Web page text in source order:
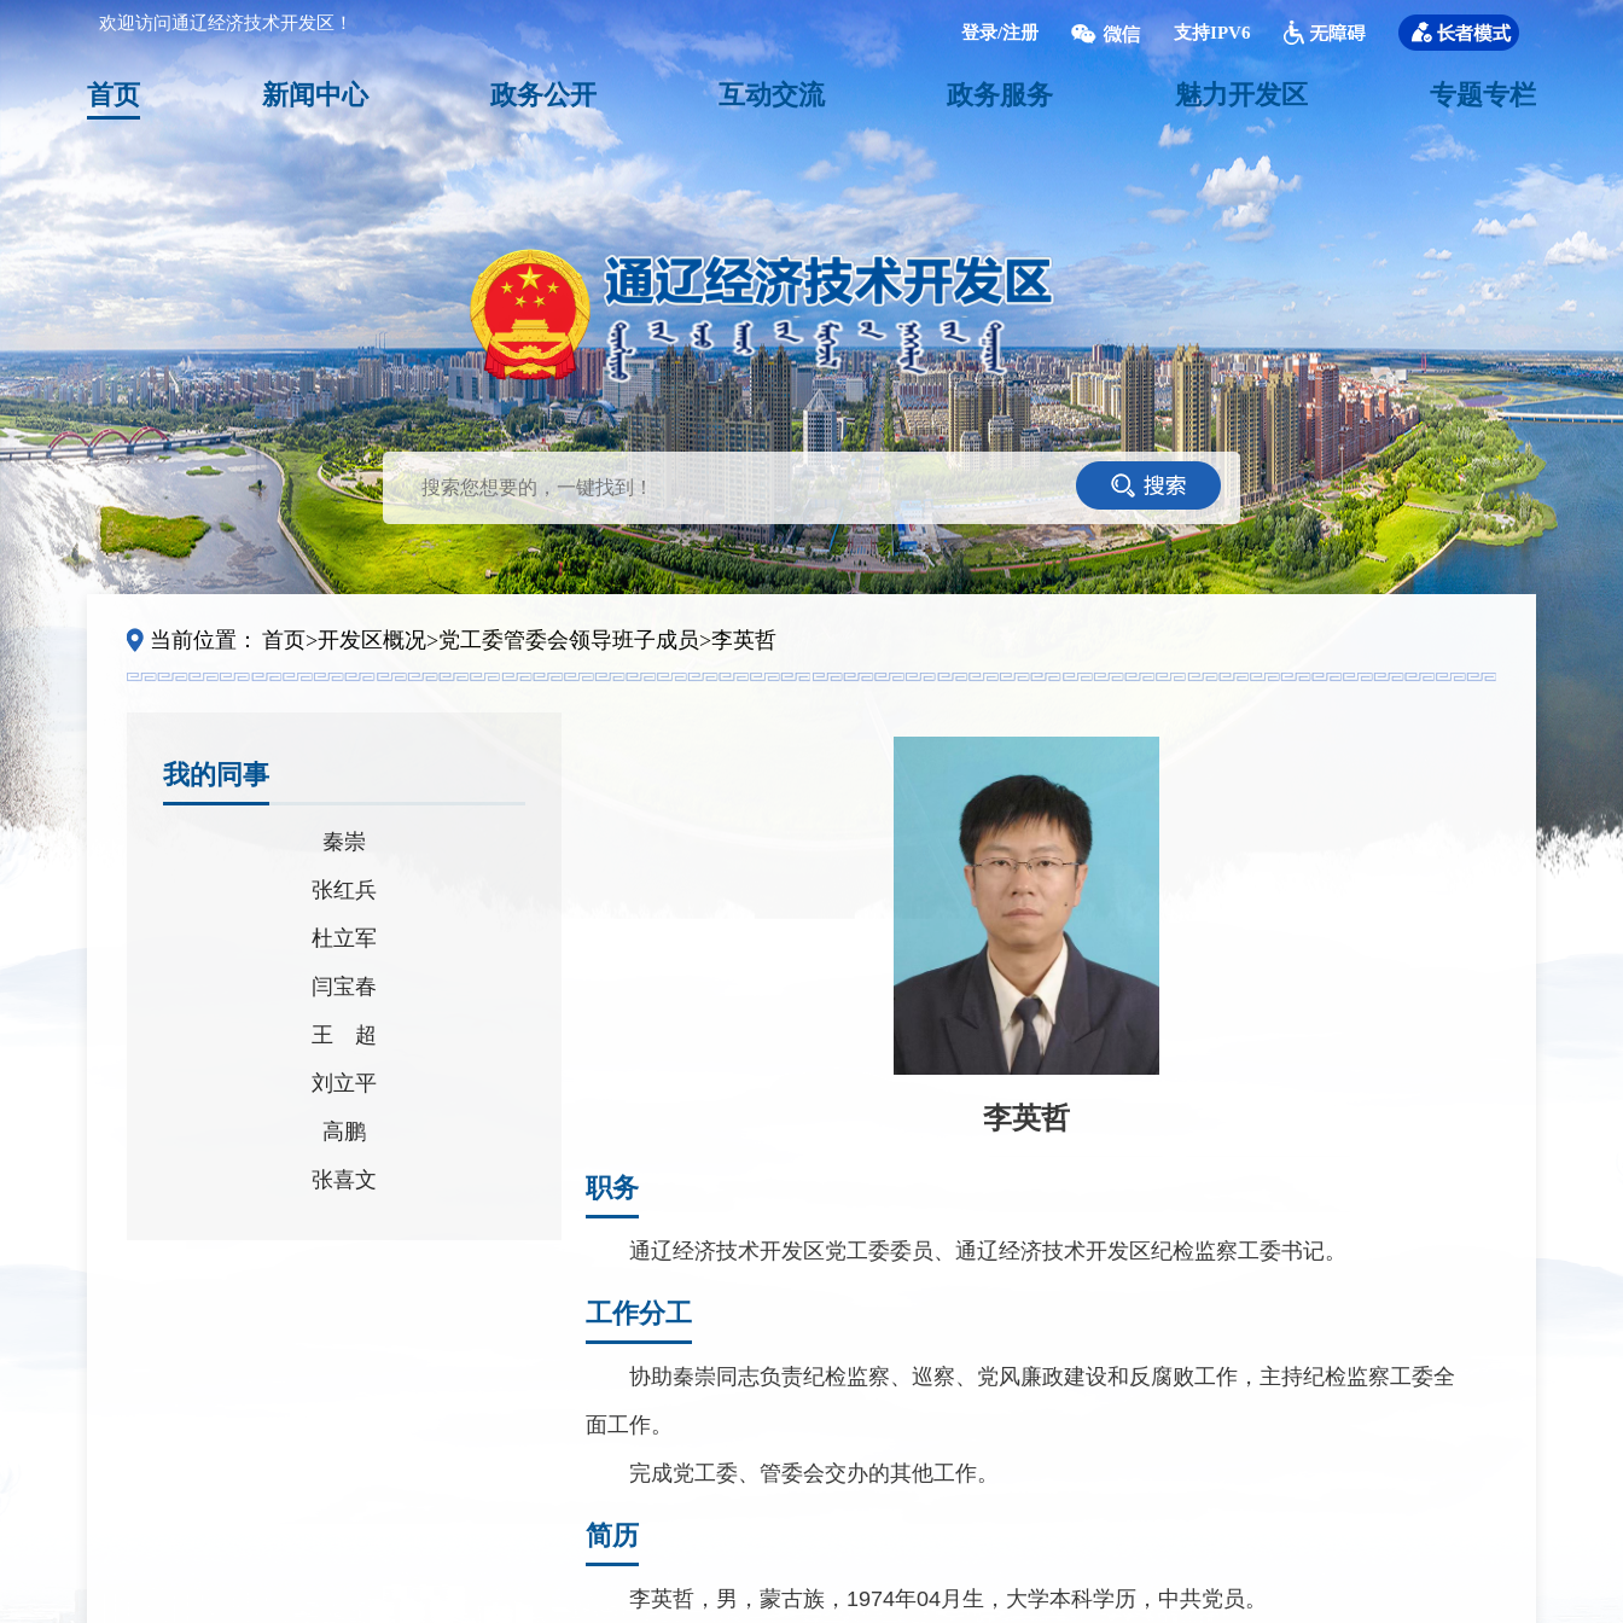
欢迎访问通辽经济技术开发区！ 登录/注册 支持IPV6
首页 新闻中心 政务公开 互动交流 政务服务 魅力开发区 专题专栏
当前位置： 首页>开发区概况>党工委管委会领导班子成员>李英哲
我的同事
秦崇
张红兵
杜立军
闫宝春
王 超
刘立平
高鹏
张喜文
李英哲
职务
通辽经济技术开发区党工委委员、通辽经济技术开发区纪检监察工委书记。
工作分工
协助秦崇同志负责纪检监察、巡察、党风廉政建设和反腐败工作，主持纪检监察工委全
面工作。
完成党工委、管委会交办的其他工作。
简历
李英哲，男，蒙古族，1974年04月生，大学本科学历，中共党员。